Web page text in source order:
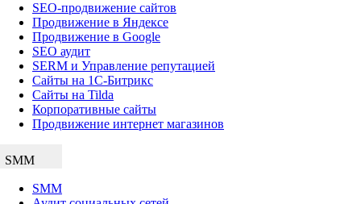
SEO-продвижение сайтов
Продвижение в Яндексе
Продвижение в Google
SEO аудит
SERM и Управление репутацией
Сайты на 1С-Битрикс
Сайты на Tilda
Корпоративные сайты
Продвижение интернет магазинов
SMM
SMM